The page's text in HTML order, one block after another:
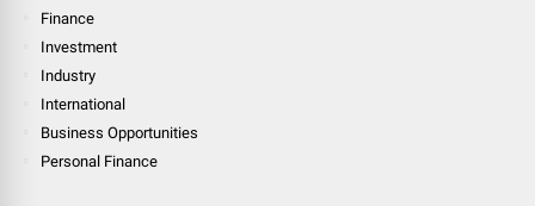
Finance
Investment
Industry
International
Business Opportunities
Personal Finance